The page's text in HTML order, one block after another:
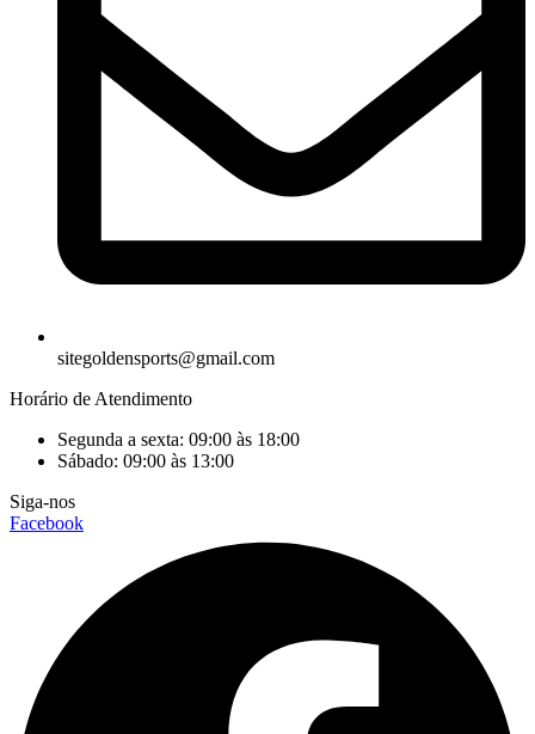
sitegoldensports@gmail.com
Horário de Atendimento
Segunda a sexta: 09:00 às 18:00
Sábado: 09:00 às 13:00
Siga-nos
Facebook